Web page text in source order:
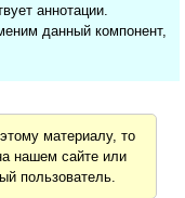
аннотации.
данный компонент,
материалу, то
нашем сайте или
пользователь.